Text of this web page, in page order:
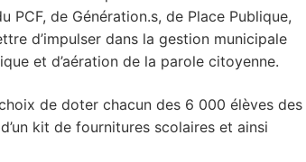
PCF, de Génération.s, de Place Publique,
d’impulser dans la gestion municipale
et d’aération de la parole citoyenne.
de doter chacun des 6 000 élèves des
kit de fournitures scolaires et ainsi